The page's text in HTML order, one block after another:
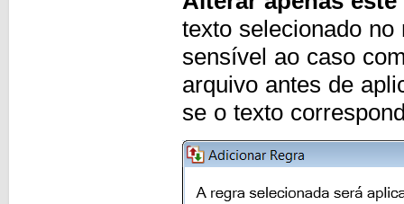
texto selecionado
sensível ao caso
arquivo antes de
se o texto